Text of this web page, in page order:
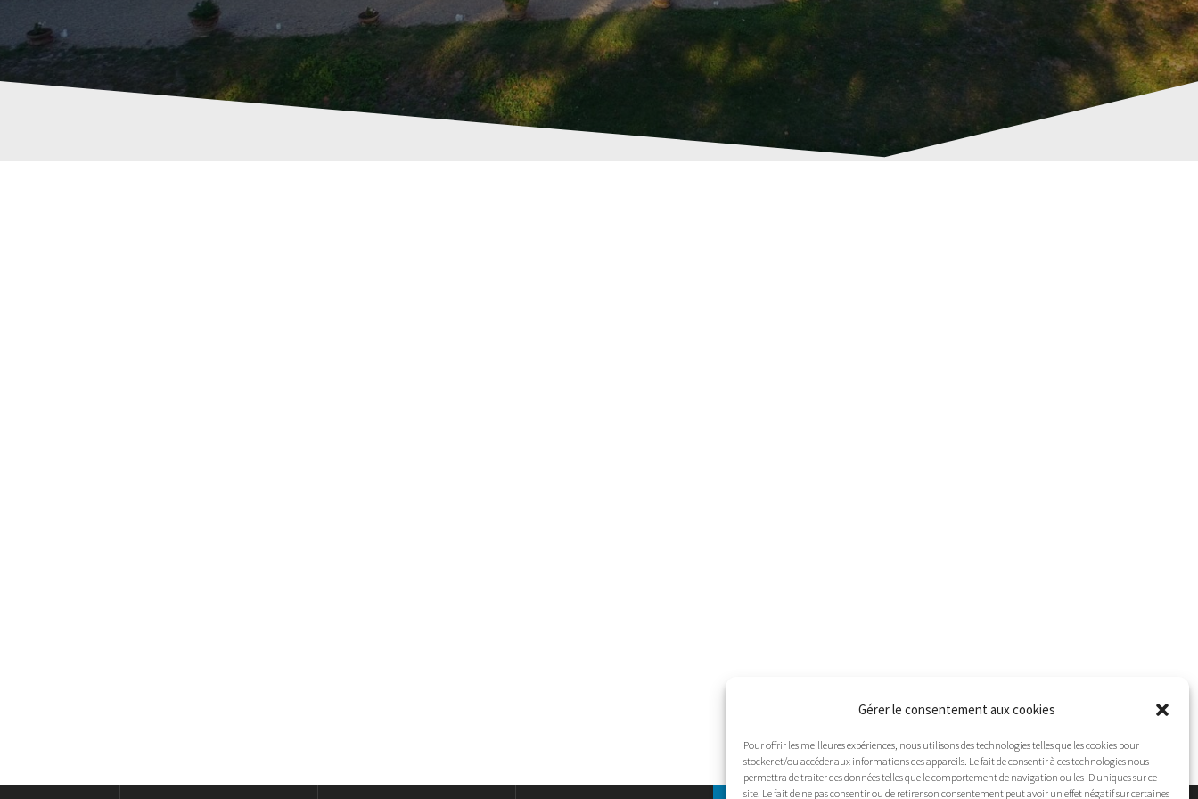
Gérer le consentement aux cookies
Pour offrir les meilleures expériences, nous utilisons des technologies telles que les cookies pour
stocker et/ou accéder aux informations des appareils. Le fait de consentir à ces technologies nous
permettra de traiter des données telles que le comportement de navigation ou les ID uniques sur ce
site. Le fait de ne pas consentir ou de retirer son consentement peut avoir un effet négatif sur certaines